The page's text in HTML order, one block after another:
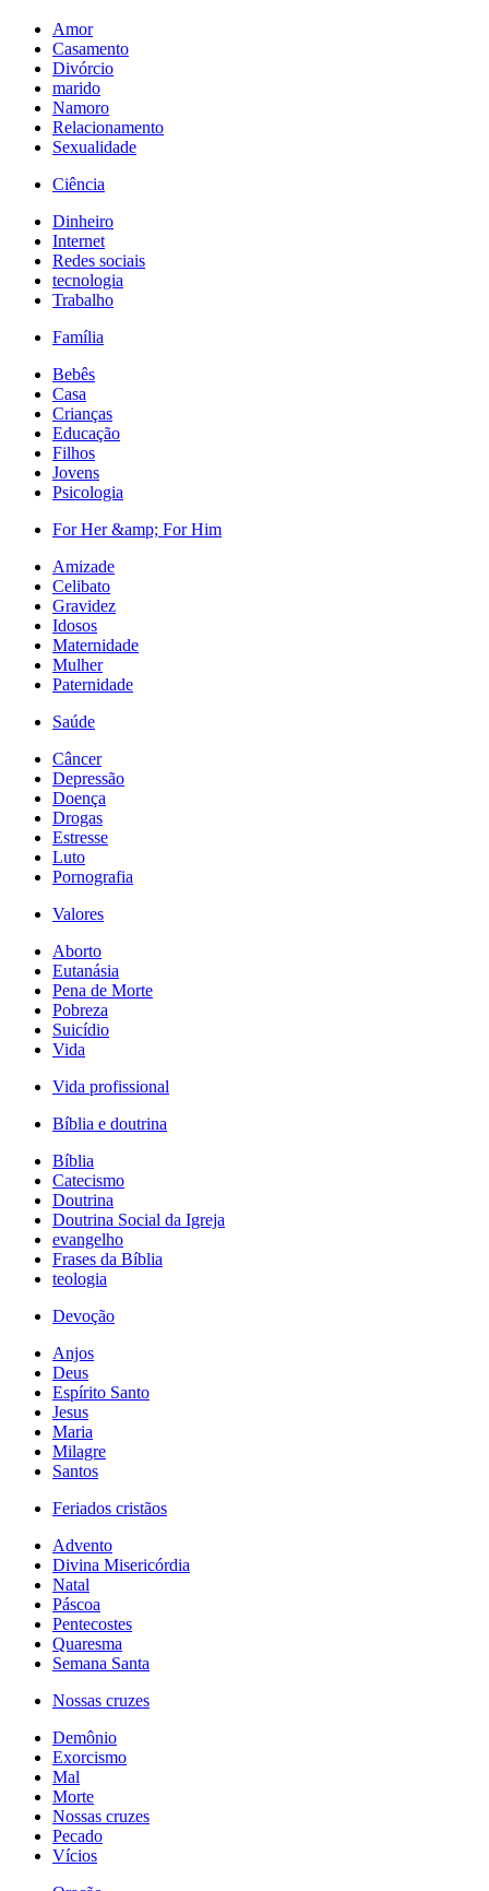
Amor
Casamento
Divórcio
marido
Namoro
Relacionamento
Sexualidade
Ciência
Dinheiro
Internet
Redes sociais
tecnologia
Trabalho
Família
Bebês
Casa
Crianças
Educação
Filhos
Jovens
Psicologia
For Her &amp; For Him
Amizade
Celibato
Gravidez
Idosos
Maternidade
Mulher
Paternidade
Saúde
Câncer
Depressão
Doença
Drogas
Estresse
Luto
Pornografia
Valores
Aborto
Eutanásia
Pena de Morte
Pobreza
Suicídio
Vida
Vida profissional
Bíblia e doutrina
Bíblia
Catecismo
Doutrina
Doutrina Social da Igreja
evangelho
Frases da Bíblia
teologia
Devoção
Anjos
Deus
Espírito Santo
Jesus
Maria
Milagre
Santos
Feriados cristãos
Advento
Divina Misericórdia
Natal
Páscoa
Pentecostes
Quaresma
Semana Santa
Nossas cruzes
Demônio
Exorcismo
Mal
Morte
Nossas cruzes
Pecado
Vícios